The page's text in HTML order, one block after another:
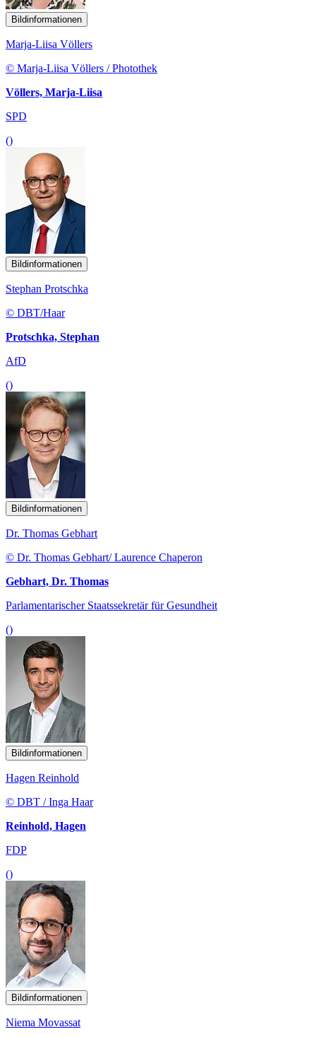
Bildinformationen
Marja-Liisa Völlers
© Marja-Liisa Völlers / Photothek
Völlers, Marja-Liisa
SPD
()
Bildinformationen
Stephan Protschka
© DBT/Haar
Protschka, Stephan
AfD
()
Bildinformationen
Dr. Thomas Gebhart
© Dr. Thomas Gebhart/ Laurence Chaperon
Gebhart, Dr. Thomas
Parlamentarischer Staatssekretär für Gesundheit
()
Bildinformationen
Hagen Reinhold
© DBT / Inga Haar
Reinhold, Hagen
FDP
()
Bildinformationen
Niema Movassat